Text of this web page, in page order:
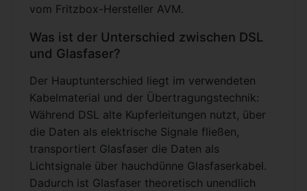
vom Fritzbox-Hersteller AVM.
Was ist der Unterschied zwischen DSL
und Glasfaser?
Der Hauptunterschied liegt im verwendeten
Kabelmaterial und der Übertragungstechnik:
Während DSL alte Kupferleitungen nutzt, über
die Daten als elektrische Signale fließen,
transportiert Glasfaser die Daten als
Lichtsignale über hauchdünne Glasfaserkabel.
Dadurch ist Glasfaser theoretisch unendlich